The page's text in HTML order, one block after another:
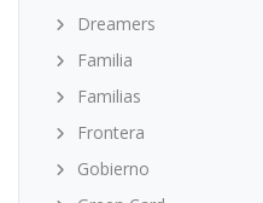
Dreamers
Familia
Familias
Frontera
Gobierno